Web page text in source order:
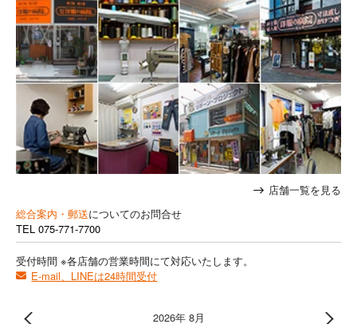
店舗一覧を見る
総合案内・郵送についてのお問合せ
TEL 075-771-7700
受付時間 ※各店舗の営業時間にて対応いたします。
E-mail、LINEは24時間受付
2026年 8月